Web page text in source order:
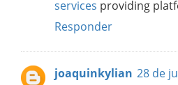
services providing
Responder
joaquinkylian 28 de